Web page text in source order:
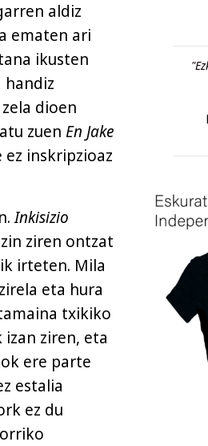
aldiz
ematen ari
ikusten
handiz
dioen
zuen En Jake
inskripzioaz
Inkisizio
ziren ontzat
irteten. Mila
eta hura
txikiko
ziren, eta
ere parte
estalia
ez du